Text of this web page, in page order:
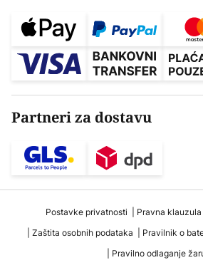
Partneri za dostavu
Postavke privatnosti Pravna klauzula
Zaštita osobnih podataka
Pravilnik o
Pravilno odlaganje